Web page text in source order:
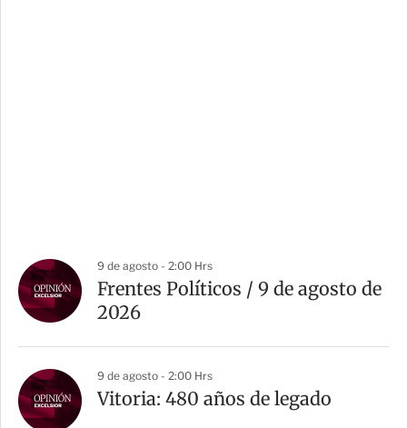
9 de agosto - 2:00 Hrs
Frentes Políticos / 9 de agosto de
2026
9 de agosto - 2:00 Hrs
Vitoria: 480 años de legado